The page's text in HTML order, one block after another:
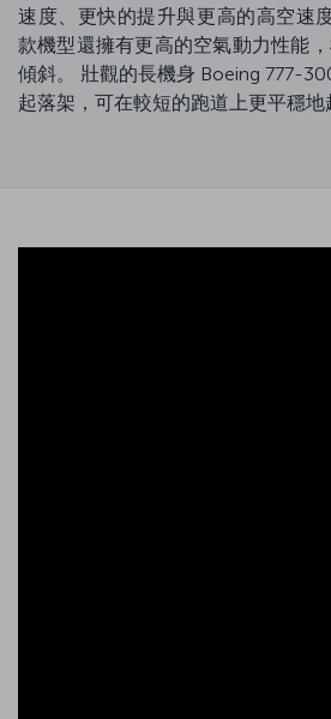
速度、更快的提升與更高的高空速
款機型還擁有更高的空氣動力性能
傾斜。 壯觀的長機身 Boeing 777-
起落架，可在較短的跑道上更平穩地